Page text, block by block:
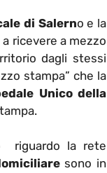
di Salerno e la
ricevere a mezzo
dagli stessi
stampa” che la
Unico della
riguardo la rete
sono in